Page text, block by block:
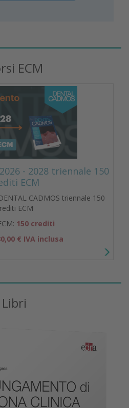
ECM
- 2028 triennale 150
ECM
CADMOS triennale 150
ECM
150 crediti
€ IVA inclusa
Libri